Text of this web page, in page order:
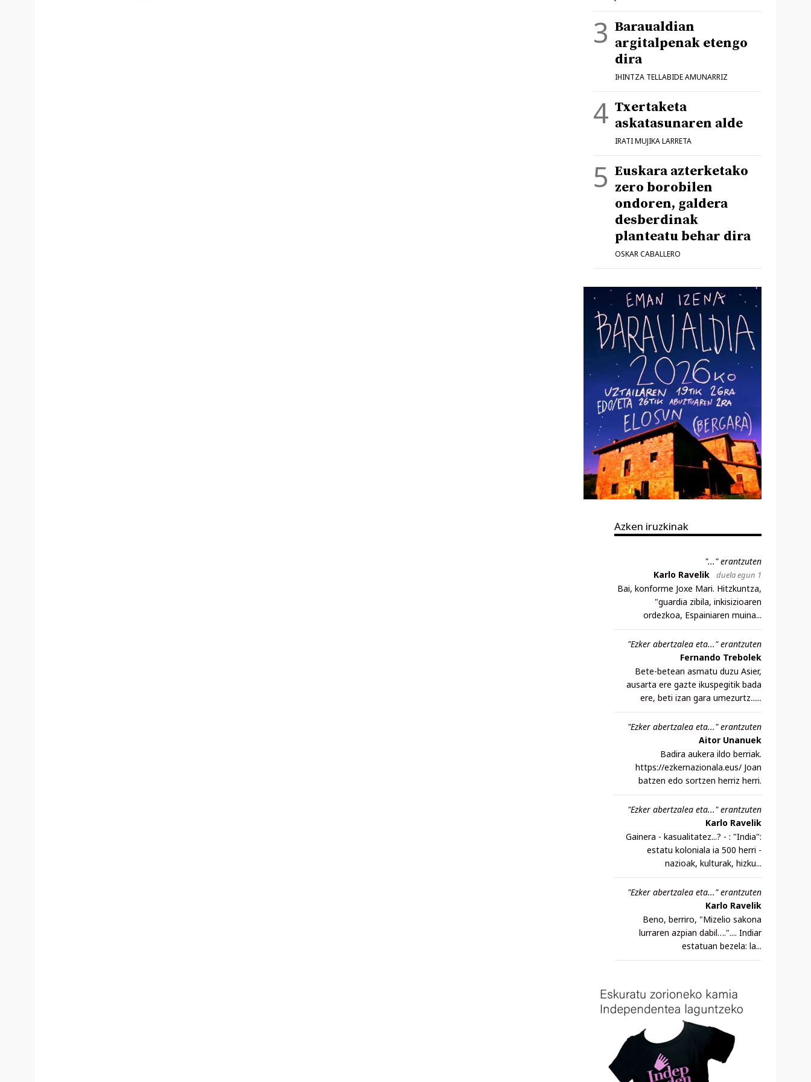
Baraualdian
argitalpenak etengo
dira
IHINTZA TELLABIDE AMUNARRIZ
Txertaketa
askatasunaren alde
IRATI MUJIKA LARRETA
Euskara azterketako
zero borobilen
ondoren, galdera
desberdinak
planteatu behar dira
OSKAR CABALLERO
Azken iruzkinak
"..." erantzuten
Karlo Ravelik
duela egun 1
Bai, konforme Joxe Mari. Hitzkuntza,
"guardia zibila, inkisizioaren
ordezkoa, Espainiaren muina...
"Ezker abertzalea eta..." erantzuten
Fernando Trebolek
Bete-betean asmatu duzu Asier,
ausarta ere gazte ikuspegitik bada
ere, beti izan gara umezurtz......
"Ezker abertzalea eta..." erantzuten
Aitor Unanuek
Badira aukera ildo berriak.
https://ezkernazionala.eus/ Joan
batzen edo sortzen herriz herri.
"Ezker abertzalea eta..." erantzuten
Karlo Ravelik
Gainera - kasualitatez...? - : "India":
estatu koloniala ia 500 herri -
nazioak, kulturak, hizku...
"Ezker abertzalea eta..." erantzuten
Karlo Ravelik
Beno, berriro, "Mizelio sakona
lurraren azpian dabil….".... Indiar
estatuan bezela: la...